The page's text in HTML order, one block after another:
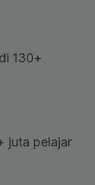
130+
juta pelajar